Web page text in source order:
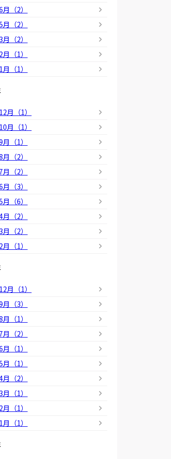
月（2）
月（2）
月（2）
2月（1）
1月（1）
12月（1）
10月（1）
月（1）
月（2）
7月（2）
月（3）
月（6）
月（2）
月（2）
2月（1）
12月（1）
月（3）
月（1）
7月（2）
月（1）
月（1）
月（2）
月（1）
2月（1）
1月（1）